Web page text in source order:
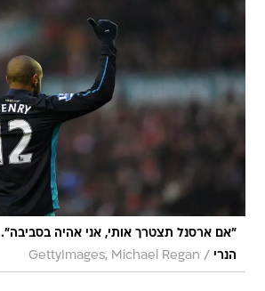
"אם ארסנל תצטרך אותי, אני אהיה בסביבה".
הנרי /
GettyImages, Michael Regan